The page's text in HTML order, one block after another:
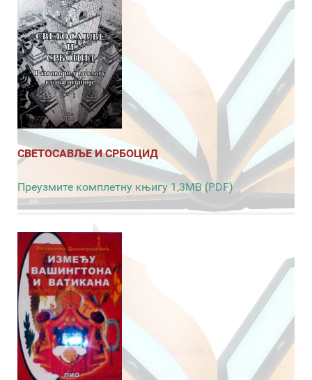
СВЕТОСАВЉЕ И СРБОЦИД
Преузмите комплетну књигу 1,3MB (PDF)